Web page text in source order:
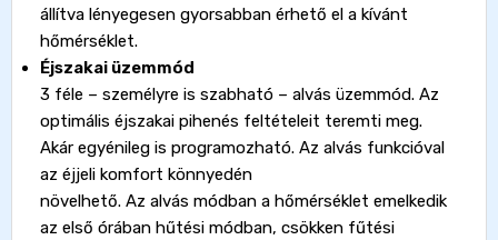
állítva lényegesen gyorsabban érhető el a kívánt
hőmérséklet.
Éjszakai üzemmód
3 féle – személyre is szabható – alvás üzemmód. Az
optimális éjszakai pihenés feltételeit teremti meg.
Akár egyénileg is programozható. Az alvás funkcióval
az éjjeli komfort könnyedén
növelhető. Az alvás módban a hőmérséklet emelkedik
az első órában hűtési módban, csökken fűtési